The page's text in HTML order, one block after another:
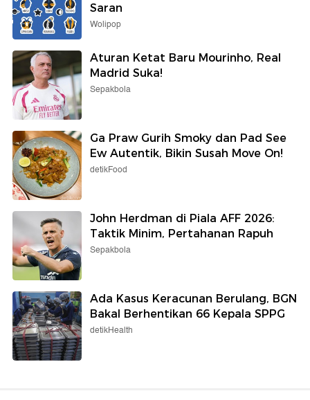
Saran
Wolipop
Aturan Ketat Baru Mourinho, Real
Madrid Suka!
Sepakbola
Ga Praw Gurih Smoky dan Pad See
Ew Autentik, Bikin Susah Move On!
detikFood
John Herdman di Piala AFF 2026:
Taktik Minim, Pertahanan Rapuh
Sepakbola
Ada Kasus Keracunan Berulang, BGN
Bakal Berhentikan 66 Kepala SPPG
detikHealth